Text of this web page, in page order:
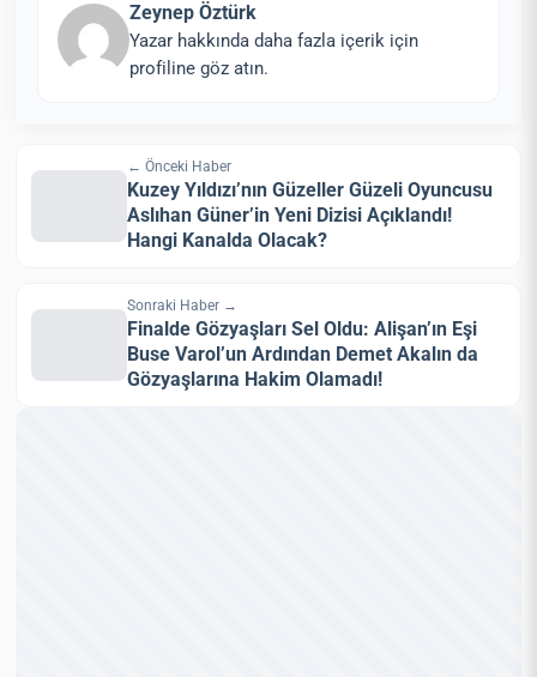
Zeynep Öztürk
Yazar hakkında daha fazla içerik için
profiline göz atın.
← Önceki Haber
Kuzey Yıldızı’nın Güzeller Güzeli Oyuncusu
Aslıhan Güner’in Yeni Dizisi Açıklandı!
Hangi Kanalda Olacak?
Sonraki Haber →
Finalde Gözyaşları Sel Oldu: Alişan’ın Eşi
Buse Varol’un Ardından Demet Akalın da
Gözyaşlarına Hakim Olamadı!